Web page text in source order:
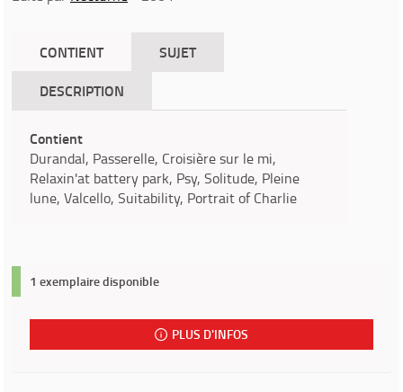
CONTIENT
SUJET
DESCRIPTION
Contient
Durandal, Passerelle, Croisière sur le mi,
Relaxin'at battery park, Psy, Solitude, Pleine
lune, Valcello, Suitability, Portrait of Charlie
1 exemplaire disponible
PLUS D'INFOS